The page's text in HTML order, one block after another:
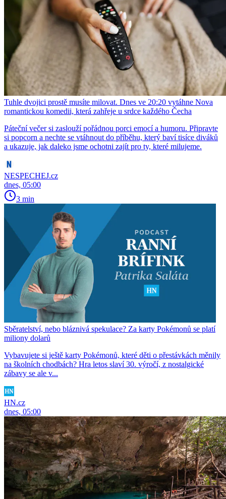
Tuhle dvojici prostě musíte milovat. Dnes ve 20:20 vytáhne Nova
romantickou komedii, která zahřeje u srdce každého Čecha
Páteční večer si zaslouží pořádnou porci emocí a humoru. Připravte
si popcorn a nechte se vtáhnout do příběhu, který baví tisíce diváků
a ukazuje, jak daleko jsme ochotni zajít pro ty, které milujeme.
NESPECHEJ.cz
dnes, 05:00
3 min
Sběratelství, nebo bláznivá spekulace? Za karty Pokémonů se platí
miliony dolarů
Vybavujete si ještě karty Pokémonů, které děti o přestávkách měnily
na školních chodbách? Hra letos slaví 30. výročí, z nostalgické
zábavy se ale v...
HN.cz
dnes, 05:00